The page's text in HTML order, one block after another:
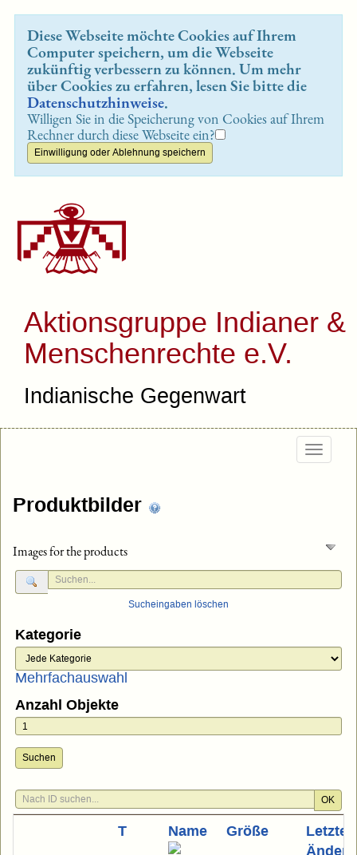
Diese Webseite möchte Cookies auf Ihrem
Computer speichern, um die Webseite
zukünftig verbessern zu können. Um mehr
über Cookies zu erfahren, lesen Sie bitte die
Datenschutzhinweise.
Willigen Sie in die Speicherung von Cookies auf Ihrem
Rechner durch diese Webseite ein?
Aktionsgruppe Indianer &
Menschenrechte e.V.
Indianische Gegenwart
Produktbilder
Images for the products
Sucheingaben löschen
Kategorie
Mehrfachauswahl
Anzahl Objekte
Suchen
OK
T Name Größe
Letzte